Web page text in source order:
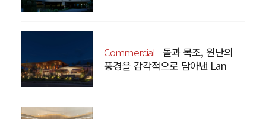
Commercial 돌과 목조, 윈난의
풍경을 감각적으로 담아낸 Lan